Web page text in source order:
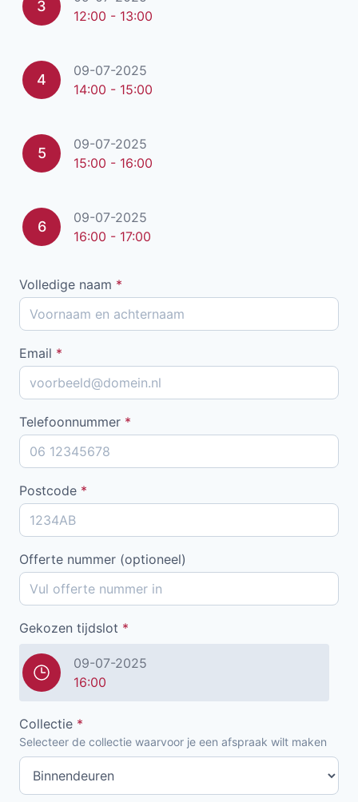
3
12:00 - 13:00
4
09-07-2025
14:00 - 15:00
5
09-07-2025
15:00 - 16:00
6
09-07-2025
16:00 - 17:00
Volledige naam *
Email *
Telefoonnummer *
Postcode *
Offerte nummer (optioneel)
Gekozen tijdslot *
09-07-2025
16:00
Collectie *
Selecteer de collectie waarvoor je een afspraak wilt maken